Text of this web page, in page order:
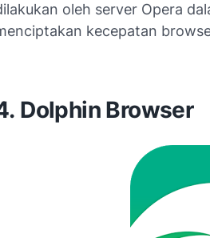
oleh server Opera
kecepatan
Dolphin Browser